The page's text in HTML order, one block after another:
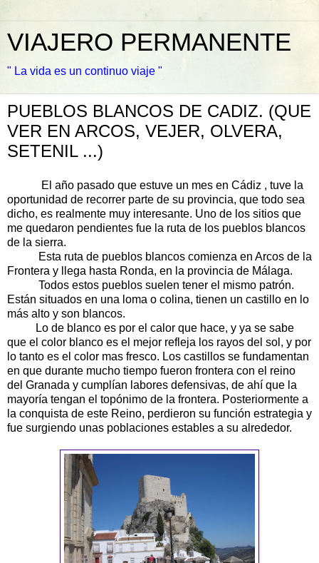
VIAJERO PERMANENTE
" La vida es un continuo viaje "
PUEBLOS BLANCOS DE CADIZ. (QUE
VER EN ARCOS, VEJER, OLVERA,
SETENIL ...)
El año pasado que estuve un mes en Cádiz , tuve la
oportunidad de recorrer parte de su provincia, que todo sea
dicho, es realmente muy interesante. Uno de los sitios que
me quedaron pendientes fue la ruta de los pueblos blancos
de la sierra.
Esta ruta de pueblos blancos comienza en Arcos de la
Frontera y llega hasta Ronda, en la provincia de Málaga.
Todos estos pueblos suelen tener el mismo patrón.
Están situados en una loma o colina, tienen un castillo en lo
más alto y son blancos.
Lo de blanco es por el calor que hace, y ya se sabe
que el color blanco es el mejor refleja los rayos del sol, y por
lo tanto es el color mas fresco. Los castillos se fundamentan
en que durante mucho tiempo fueron frontera con el reino
del Granada y cumplían labores defensivas, de ahí que la
mayoría tengan el topónimo de la frontera. Posteriormente a
la conquista de este Reino, perdieron su función estrategia y
fue surgiendo unas poblaciones estables a su alrededor.